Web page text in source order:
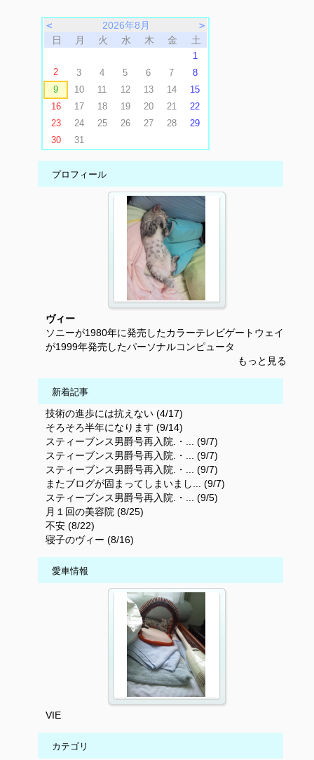
＜ 2026年8月
＞
日
月 火 水 木 金 土
1
2
3 4 5 6 7
8
9
10 11 12 13 14
15
16
17 18 19 20 21
22
23
24 25 26 27 28
29
30
31
プロフィール
ヴィー
ソニーが1980年に発売したカラーテレビゲートウェイ
が1999年発売したパーソナルコンピュータ
もっと見る
新着記事
技術の進歩には抗えない (4/17)
そろそろ半年になります (9/14)
スティーブンス男爵号再入院.・... (9/7)
スティーブンス男爵号再入院.・... (9/7)
スティーブンス男爵号再入院.・... (9/7)
またブログが固まってしまいまし... (9/7)
スティーブンス男爵号再入院.・... (9/5)
月１回の美容院 (8/25)
不安 (8/22)
寝子のヴィー (8/16)
愛車情報
VIE
カテゴリ